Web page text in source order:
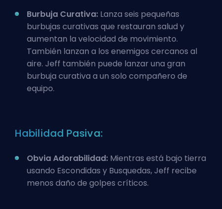
Burbuja Curativa: Lanza seis pequeñas
burbujas curativas que restauran salud y
aumentan la velocidad de movimiento.
También lanzan a los enemigos cercanos al
aire. Jeff también puede lanzar una gran
burbuja curativa a un solo compañero de
equipo.
Habilidad Pasiva:
Obvia Adorabilidad: Mientras está bajo tierra
usando Escondidas y Busquedas, Jeff recibe
menos daño de golpes críticos.